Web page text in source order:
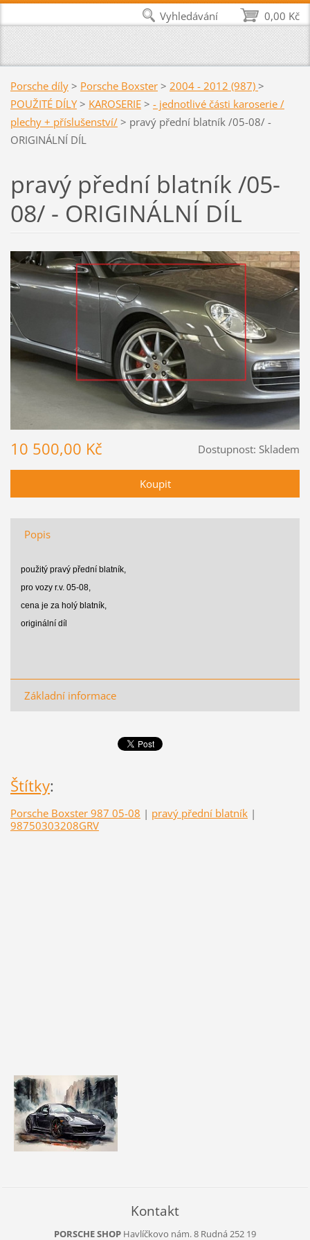
Porsche díly > Porsche Boxster > 2004 - 2012 (987) >
POUŽITÉ DÍLY > KAROSERIE > - jednotlivé části karoserie /
plechy + příslušenství/ > pravý přední blatník /05-08/ -
ORIGINÁLNÍ DÍL
pravý přední blatník /05-
08/ - ORIGINÁLNÍ DÍL
Dostupnost: Skladem
10 500,00 Kč
Popis
použitý pravý přední blatník,
pro vozy r.v. 05-08,
cena je za holý blatník,
originální díl
Základní informace
Štítky:
Porsche Boxster 987 05-08 | pravý přední blatník |
98750303208GRV
Kontakt
PORSCHE SHOP Havlíčkovo nám. 8 Rudná 252 19
0,00 Kč
Vyhledávání